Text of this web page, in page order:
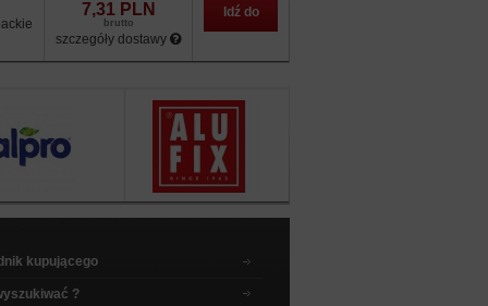
7,31 PLN
brutto
szczegóły dostawy
Idź do
kupującego
?